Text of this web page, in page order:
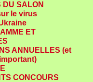
DU SALON
le virus
ET
ANNUELLES (et
CONCOURS